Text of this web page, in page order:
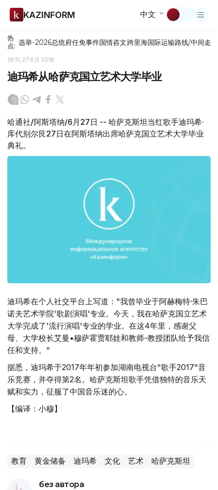
KAZINFORM 中文
热
点: 选举-2026总统府任免事件国情咨文跨里海国际运输路线/中间走廊
19:11, 27 6月 2018
迪玛希从哈萨克国立艺术大学毕业
哈通社/阿斯塔纳/6月27日 -- 哈萨克斯坦当红歌手迪玛希·
库代别尔艮27日在阿斯塔纳出席哈萨克国立艺术大学毕业
典礼。
迪玛希在个人社交平台上写道："我曾毕业于阿赫梅特·朱巴
诺夫艺术学院'歌剧演唱'专业。今天，我在哈萨克国立艺术
大学完成了'流行演唱'专业的学业。在这4年里，感谢父
母、大学校长艾曼•穆萨霍贾耶娃和教师-教授团队给予我信
任和支持。"
据悉，迪玛希于2017年年初参加湖南电视台"歌手2017"音
乐竞赛，并夺得第2名。哈萨克斯坦歌手凭借独特的音乐天
赋和实力，征服了中国音乐迷的心。
【编译：小穆】
教育 黄金储备 迪玛希 文化 艺术 哈萨克斯坦
без автора